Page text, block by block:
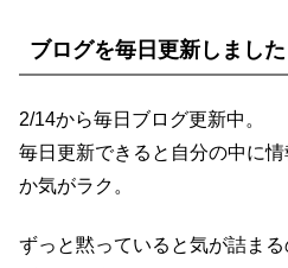
ブログを毎日更新しました
2/14から毎日ブログ更新中。
毎日更新できると自分の中に
か気がラク。
ずっと黙っていると気が詰まる